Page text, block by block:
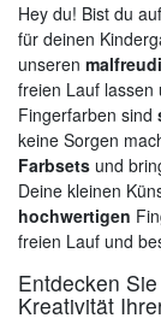
Hey du! Bist du
für deinen
unseren
freien Lauf lassen
Fingerfarben sind
keine Sorgen
Farbsets und
Deine kleinen
hochwertigen
freien Lauf und
Entdecken
Kreativität